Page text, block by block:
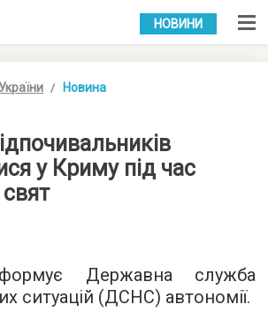
УКР РУС
НОВИНИ
Новина
у Криму під час
Державна служба
ситуацій (ДСНС) автономії.